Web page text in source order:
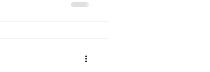
Aufwand? In diesem